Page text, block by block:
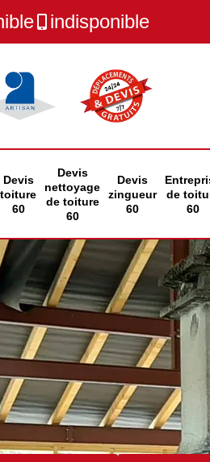
indisponible
Devis
toiture
60
Devis
nettoyage
de toiture
60
Devis
zingueur
60
de
60